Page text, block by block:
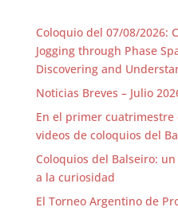
Coloquio del 07/08/2026:
Jogging through Phase
Discovering and
Noticias Breves – Julio
En el primer
videos de coloquios del
Coloquios del Balseiro:
a la curiosidad
El Torneo Argentino de